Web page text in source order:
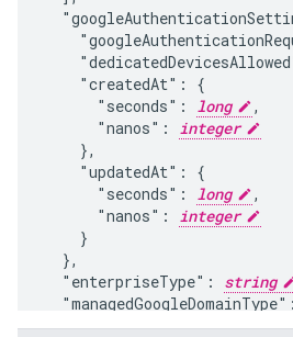
    "createdAt": {
      "seconds":
long
,
      "nanos":
integer
    },
    "updatedAt": {
      "seconds":
long
,
      "nanos":
integer
    }
  },
  "enterpriseType":
string
}